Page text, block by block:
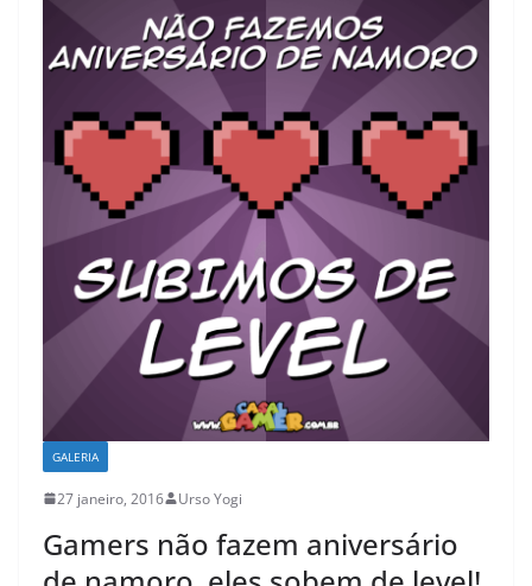
GALERIA
27 janeiro, 2016 Urso Yogi
Gamers não fazem aniversário